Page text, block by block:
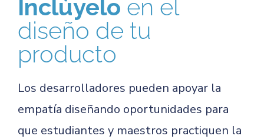
Inclúyelo en el
diseño de tu
producto
Los desarrolladores pueden apoyar la
empatía diseñando oportunidades para
que estudiantes y maestros practiquen la